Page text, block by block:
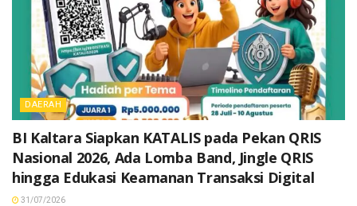
DAERAH
BI Kaltara Siapkan KATALIS pada Pekan QRIS
Nasional 2026, Ada Lomba Band, Jingle QRIS
hingga Edukasi Keamanan Transaksi Digital
31/07/2026